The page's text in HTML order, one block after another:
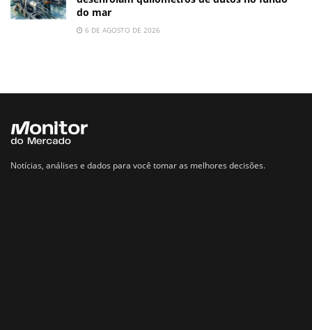
do mar
6 DE AGOSTO DE 2026
Notícias, análises e dados para você tomar as melhores decisões.